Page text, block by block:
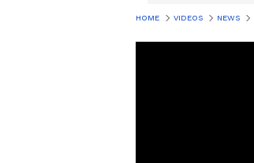
HOME VIDEOS NEWS